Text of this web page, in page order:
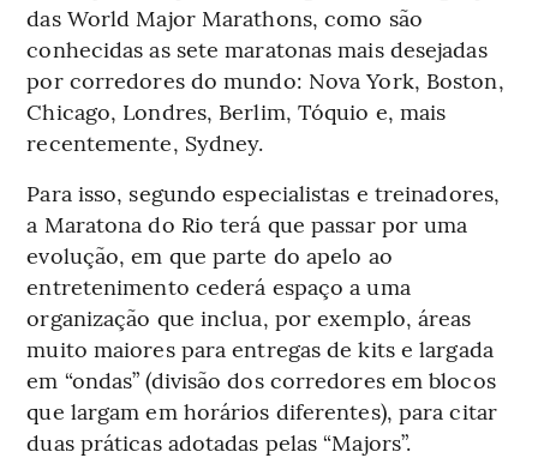
das World Major Marathons, como são
conhecidas as sete maratonas mais desejadas
por corredores do mundo: Nova York, Boston,
Chicago, Londres, Berlim, Tóquio e, mais
recentemente, Sydney.
Para isso, segundo especialistas e treinadores,
a Maratona do Rio terá que passar por uma
evolução, em que parte do apelo ao
entretenimento cederá espaço a uma
organização que inclua, por exemplo, áreas
muito maiores para entregas de kits e largada
em “ondas” (divisão dos corredores em blocos
que largam em horários diferentes), para citar
duas práticas adotadas pelas “Majors”.